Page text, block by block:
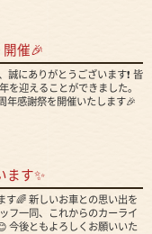
開催🎉
誠にありがとうございます❗ 皆
を迎えることができました。
年感謝祭を開催いたします🎉
ます✨
す🌈 新しいお車との思い出を
フ一同、これからのカーライ
今後ともよろしくお願いいた